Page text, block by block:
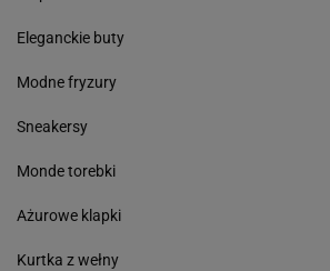
Eleganckie buty
Modne fryzury
Sneakersy
Monde torebki
Ażurowe klapki
Kurtka z wełny